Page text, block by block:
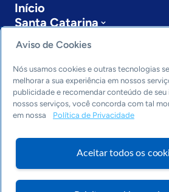
Início
Santa Catarina
Sobre a ASN
Últimas notícias
Entre em contato
Editorias
Economia & Política
Inovação & Tecnologia
Cultura empreendedora
Arquivo
Aviso de Cookies
Nós usamos cookies e outras tecnologias
melhorar a sua experiência em nossos
publicidade e recomendar conteúdo de seu
nossos serviços, você concorda com tal
em nossa
Política de Privacidade
Aceitar todos os